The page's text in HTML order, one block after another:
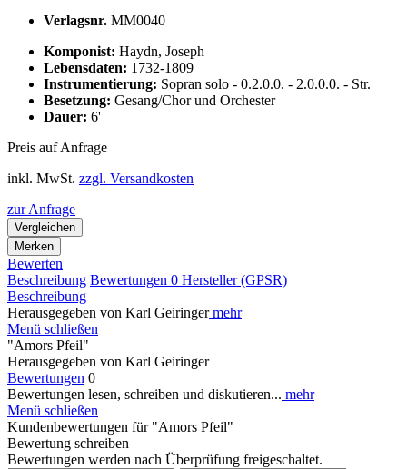
Verlagsnr. MM0040
Komponist: Haydn, Joseph
Lebensdaten: 1732-1809
Instrumentierung: Sopran solo - 0.2.0.0. - 2.0.0.0. - Str.
Besetzung: Gesang/Chor und Orchester
Dauer: 6'
Preis auf Anfrage
inkl. MwSt. zzgl. Versandkosten
zur Anfrage
Vergleichen
Merken
Bewerten
Beschreibung Bewertungen 0 Hersteller (GPSR)
Beschreibung
Herausgegeben von Karl Geiringermehr
Menü schließen
"Amors Pfeil"
Herausgegeben von Karl Geiringer
Bewertungen 0
Bewertungen lesen, schreiben und diskutieren... mehr
Menü schließen
Kundenbewertungen für "Amors Pfeil"
Bewertung schreiben
Bewertungen werden nach Überprüfung freigeschaltet.